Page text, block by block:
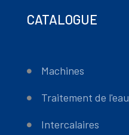
CATALOGUE
Machines
Traitement de l'eau
Intercalaires